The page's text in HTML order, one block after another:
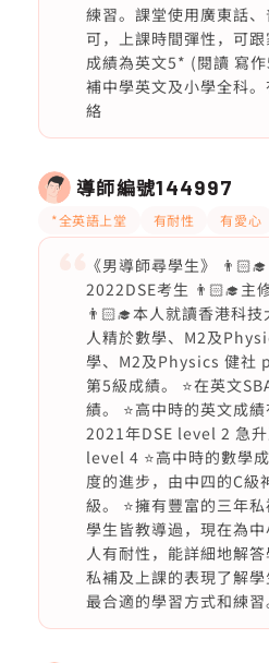
練習。課堂使用廣東話
可，上課時間彈性，可
成績為英文5* (閱讀 寫
補中學英文及小學全科
絡
導師編號144997
*全英語上堂 有耐性 有愛心
《男導師尋學生》
2022DSE考生 👨🏻‍🎓主
👨🏻‍🎓本人就讀香港科
人精於數學、M2及
學、M2及Physics 健
第5級成績。 ⭐️在英文
績。 ⭐️高中時的英文成
2021年DSE level 2 急
level 4 ⭐️高中時的數學
度的進步，由中四的C級
級。 ⭐️擁有豐富的三年
學生皆教導過，現在為
人有耐性，能詳細地解
私補及上課的表現了解
最合適的學習方式和練習